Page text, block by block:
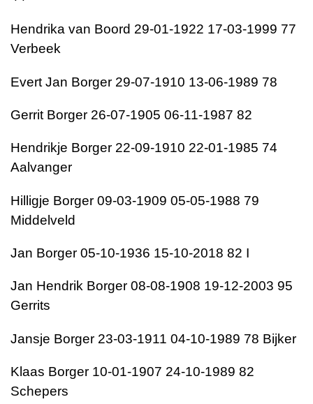
Hendrika van Boord 29-01-1922 17-03-1999 77
Verbeek
Evert Jan Borger 29-07-1910 13-06-1989 78
Gerrit Borger 26-07-1905 06-11-1987 82
Hendrikje Borger 22-09-1910 22-01-1985 74
Aalvanger
Hilligje Borger 09-03-1909 05-05-1988 79
Middelveld
Jan Borger 05-10-1936 15-10-2018 82 I
Jan Hendrik Borger 08-08-1908 19-12-2003 95
Gerrits
Jansje Borger 23-03-1911 04-10-1989 78 Bijker
Klaas Borger 10-01-1907 24-10-1989 82
Schepers